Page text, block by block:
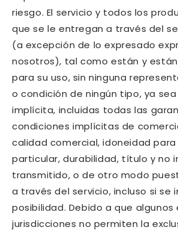
riesgo. El servicio y todos los
que se le entregan a través del
(a excepción de lo expresado
nosotros), tal como están y
para su uso, sin ninguna
o condición de ningún tipo, ya
implícita, incluidas todas las
condiciones implícitas de
calidad comercial, idoneidad
particular, durabilidad, título y no
transmitido, o de otro modo
a través del servicio, incluso si se
posibilidad. Debido a que algunos
jurisdicciones no permiten la